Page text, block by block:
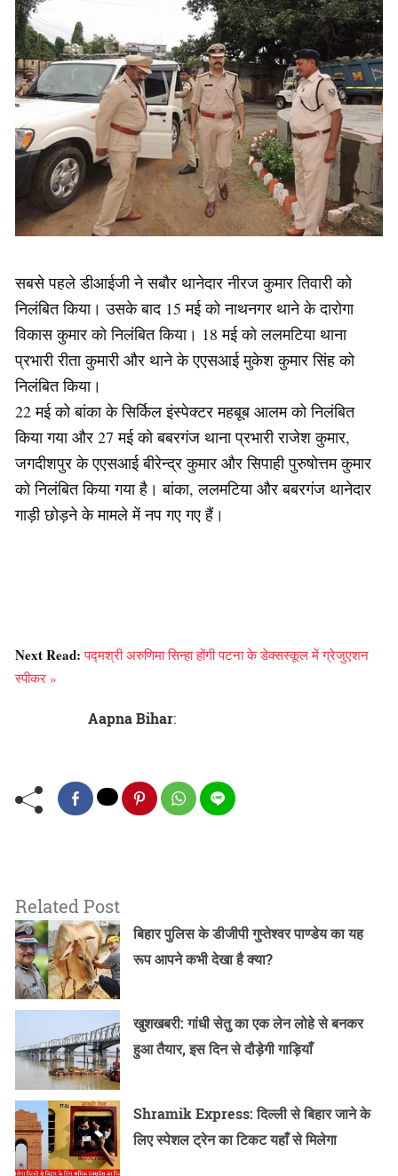
सबसे पहले डीआईजी ने सबौर थानेदार नीरज कुमार तिवारी को
निलंबित किया। उसके बाद 15 मई को नाथनगर थाने के दारोगा
विकास कुमार को निलंबित किया। 18 मई को ललमटिया थाना
प्रभारी रीता कुमारी और थाने के एएसआई मुकेश कुमार सिंह को
निलंबित किया।
22 मई को बांका के सिर्किल इंस्पेक्टर महबूब आलम को निलंबित
किया गया और 27 मई को बबरगंज थाना प्रभारी राजेश कुमार,
जगदीशपुर के एएसआई बीरेन्द्र कुमार और सिपाही पुरुषोत्तम कुमार
को निलंबित किया गया है। बांका, ललमटिया और बबरगंज थानेदार
गाड़ी छोड़ने के मामले में नप गए गए हैं।
Next Read:पद्मश्री अरुणिमा सिन्हा होंगी पटना के डेक्सस्कूल में ग्रेजुएशन
स्पीकर »
Aapna Bihar:
Related Post
बिहार पुलिस के डीजीपी गुप्तेश्वर पाण्डेय का यह
रूप आपने कभी देखा है क्या?
खुशखबरी: गांधी सेतु का एक लेन लोहे से बनकर
हुआ तैयार, इस दिन से दौड़ेगी गाड़ियाँ
Shramik Express: दिल्ली से बिहार जाने के
लिए स्पेशल ट्रेन का टिकट यहाँ से मिलेगा